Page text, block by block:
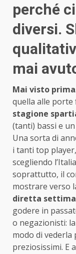
perché
diversi.
mai
Mai visto prima
quella alle porte
stagione
(tanti) bassi e
Una sorta di
i tanti top
scegliendo
soprattutto, il
mostrare verso
diretta
godere in
o negazionisti:
modo di
preziosissimi. E